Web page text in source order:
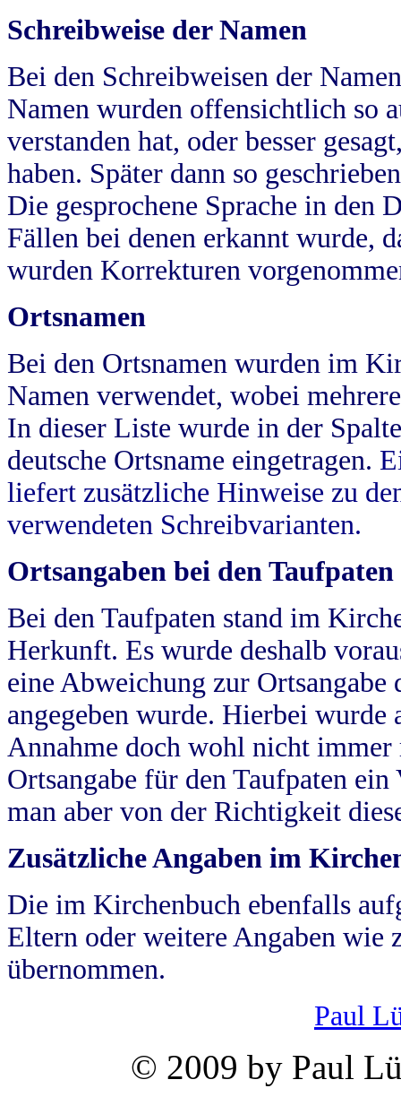
Schreibweise der Namen
Bei den Schreibweisen der
Namen wurden offensichtlich so
verstanden hat, oder besser
haben. Später dann so
Die gesprochene Sprache in
Fällen bei denen erkannt wurde,
wurden Korrekturen
Ortsnamen
Bei den Ortsnamen wurden im
Namen verwendet, wobei
In dieser Liste wurde in der
deutsche Ortsname eingetragen.
liefert zusätzliche Hinweise zu
verwendeten Schreibvarianten.
Ortsangaben bei den Taufpaten
Bei den Taufpaten stand im
Herkunft. Es wurde deshalb
eine Abweichung zur
angegeben wurde. Hierbei wurde
Annahme doch wohl nicht
Ortsangabe für den Taufpaten
man aber von der Richtigkeit
Zusätzliche Angaben im
Die im Kirchenbuch ebenfalls
Eltern oder weitere Angaben wie
übernommen.
Paul
© 2009 by Paul